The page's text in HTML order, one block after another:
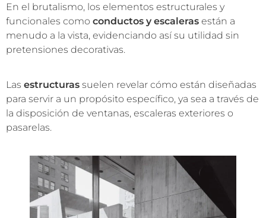
En el brutalismo, los elementos estructurales y
funcionales como conductos y escaleras están a
menudo a la vista, evidenciando así su utilidad sin
pretensiones decorativas.
Las estructuras suelen revelar cómo están diseñadas
para servir a un propósito específico, ya sea a través de
la disposición de ventanas, escaleras exteriores o
pasarelas.